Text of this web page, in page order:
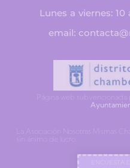
Lunes a viernes: 10
email:
Página web subvencionada
La Asociación Nosotras Mismas
sin ánimo de lucro.
ENCUESTA